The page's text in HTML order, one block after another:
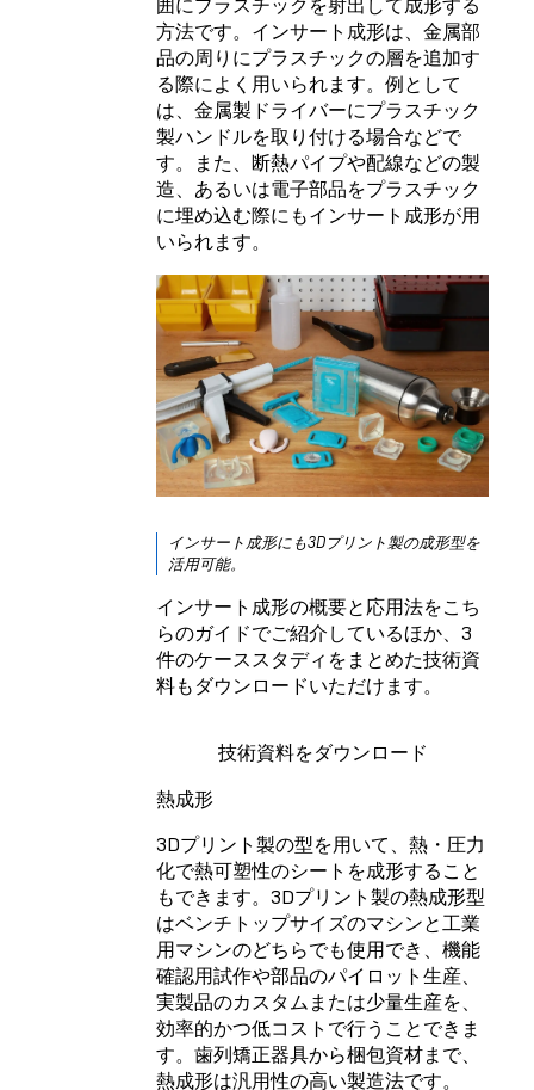
方法です。インサート成形は、金属部
品の周りにプラスチックの層を追加す
る際によく用いられます。例として
は、金属製ドライバーにプラスチック
製ハンドルを取り付ける場合などで
す。また、断熱パイプや配線などの製
造、あるいは電子部品をプラスチック
に埋め込む際にもインサート成形が用
いられます。
インサート成形にも3Dプリント製の成形型を
活用可能。
インサート成形の概要と応用法をこち
らのガイドでご紹介しているほか、3
件のケーススタディをまとめた技術資
料もダウンロードいただけます。
技術資料をダウンロード
熱成形
3Dプリント製の型を用いて、熱・圧力
化で熱可塑性のシートを成形すること
もできます。3Dプリント製の熱成形型
はベンチトップサイズのマシンと工業
用マシンのどちらでも使用でき、機能
確認用試作や部品のパイロット生産、
実製品のカスタムまたは少量生産を、
効率的かつ低コストで行うことできま
す。歯列矯正器具から梱包資材まで、
熱成形は汎用性の高い製造法です。